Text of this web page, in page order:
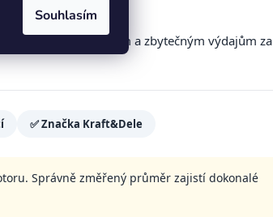
Souhlasím
předchází chybám a zbytečným výdajům za
✅ Značka Kraft&Dele
Správně změřený průměr zajistí dokonalé